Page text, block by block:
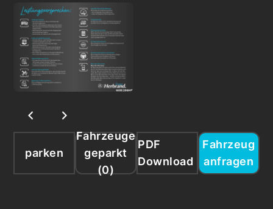
parken
Fahrzeuge
geparkt
(0)
PDF
Download
Fahrzeug
anfragen